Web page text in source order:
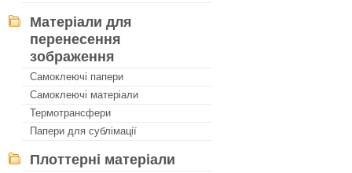
Матеріали для
перенесення
зображення
Самоклеючі папери
Самоклеючі матеріали
Термотрансфери
Папери для сублімації
Плоттерні матеріали